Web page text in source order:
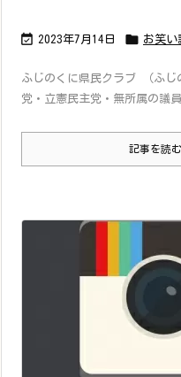
 2023年7月14日  お笑い
ふじのくに県民クラブ （ふじ
党・立憲民主党・無所属の議
記事を読む